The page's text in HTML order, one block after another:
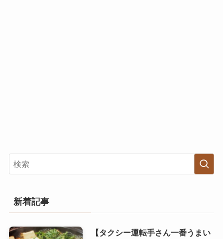
新着記事
【タクシー運転手さん一番うまい